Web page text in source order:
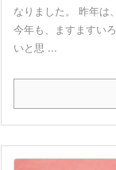
なりました。 昨年は
今年も、ますますい
いと思 ...